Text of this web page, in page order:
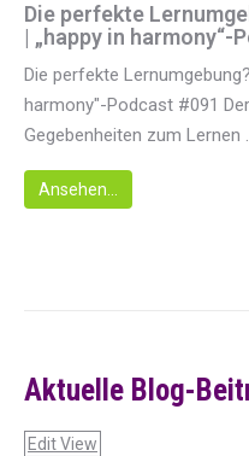
Die perfekte
| „happy in harmony“-
Die perfekte
harmony"-Podcast #091
Gegebenheiten zum Lernen
Ansehen...
Aktuelle Blog-
Edit View